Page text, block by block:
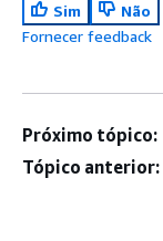
Sim
Não
Fornecer feedback
Próximo tópico:
Tópico anterior: